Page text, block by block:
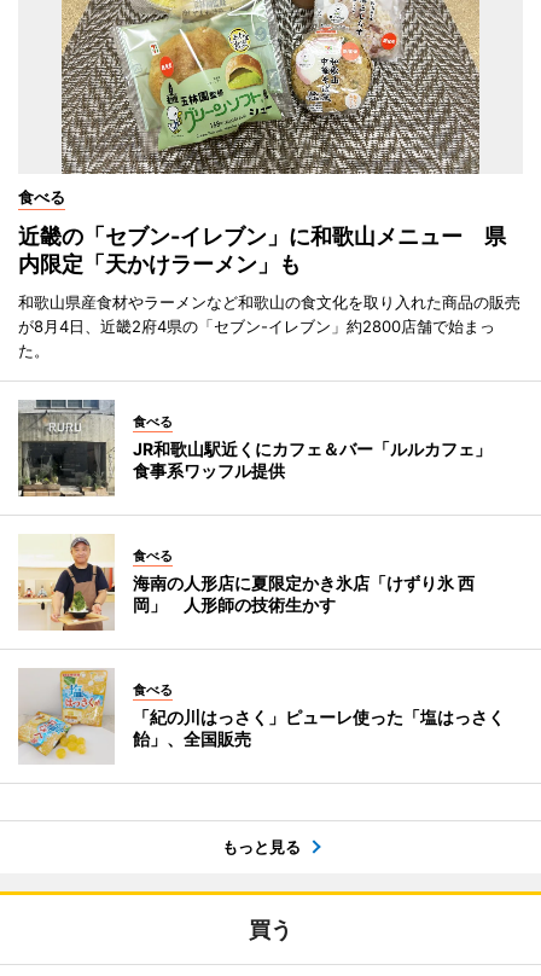
食べる
近畿の「セブン-イレブン」に和歌山メニュー 県
内限定「天かけラーメン」も
和歌山県産食材やラーメンなど和歌山の食文化を取り入れた商品の販売
が8月4日、近畿2府4県の「セブン-イレブン」約2800店舗で始まっ
た。
食べる
JR和歌山駅近くにカフェ＆バー「ルルカフェ」
食事系ワッフル提供
食べる
海南の人形店に夏限定かき氷店「けずり氷 西
岡」 人形師の技術生かす
食べる
「紀の川はっさく」ピューレ使った「塩はっさく
飴」、全国販売
もっと見る
買う